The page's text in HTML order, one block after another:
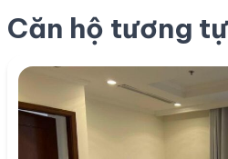
Căn hộ tương tự